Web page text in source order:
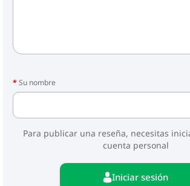
Su nombre
Para publicar una reseña, necesitas
cuenta personal
Iniciar sesión